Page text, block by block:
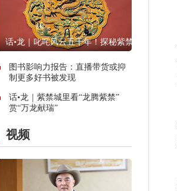
话•龙｜叱咤风云五千年！探秘紫禁
图书影响力报告：直播带货或抑
制更多好书被发现
话•龙｜紫禁城里看“龙腾紫禁”
赏“万龙献瑞”
视频